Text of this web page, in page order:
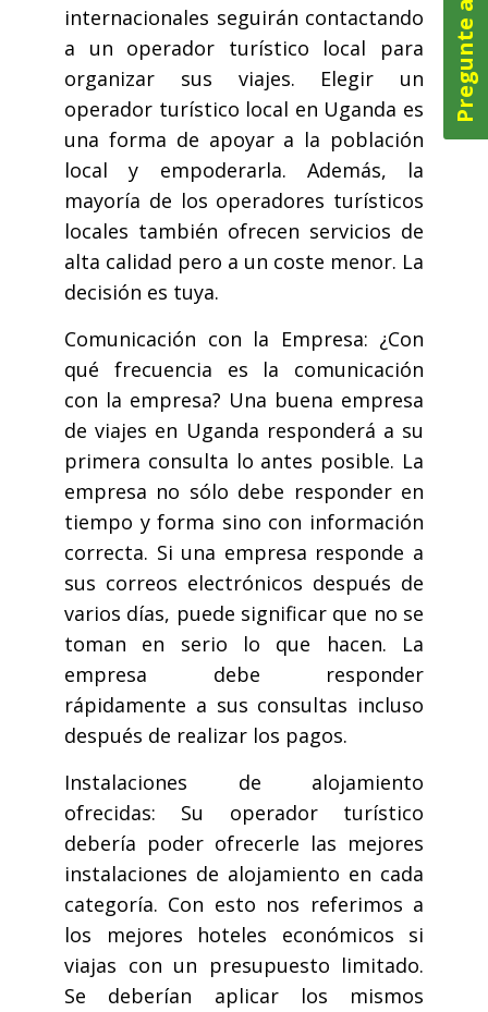
internacionales seguirán contactando
a un operador turístico local para
organizar sus viajes. Elegir un
operador turístico local en Uganda es
una forma de apoyar a la población
local y empoderarla. Además, la
mayoría de los operadores turísticos
locales también ofrecen servicios de
alta calidad pero a un coste menor. La
decisión es tuya.
Comunicación con la Empresa: ¿Con
qué frecuencia es la comunicación
con la empresa? Una buena empresa
de viajes en Uganda responderá a su
primera consulta lo antes posible. La
empresa no sólo debe responder en
tiempo y forma sino con información
correcta. Si una empresa responde a
sus correos electrónicos después de
varios días, puede significar que no se
toman en serio lo que hacen. La
empresa debe responder
rápidamente a sus consultas incluso
después de realizar los pagos.
Instalaciones de alojamiento
ofrecidas: Su operador turístico
debería poder ofrecerle las mejores
instalaciones de alojamiento en cada
categoría. Con esto nos referimos a
los mejores hoteles económicos si
viajas con un presupuesto limitado.
Se deberían aplicar los mismos